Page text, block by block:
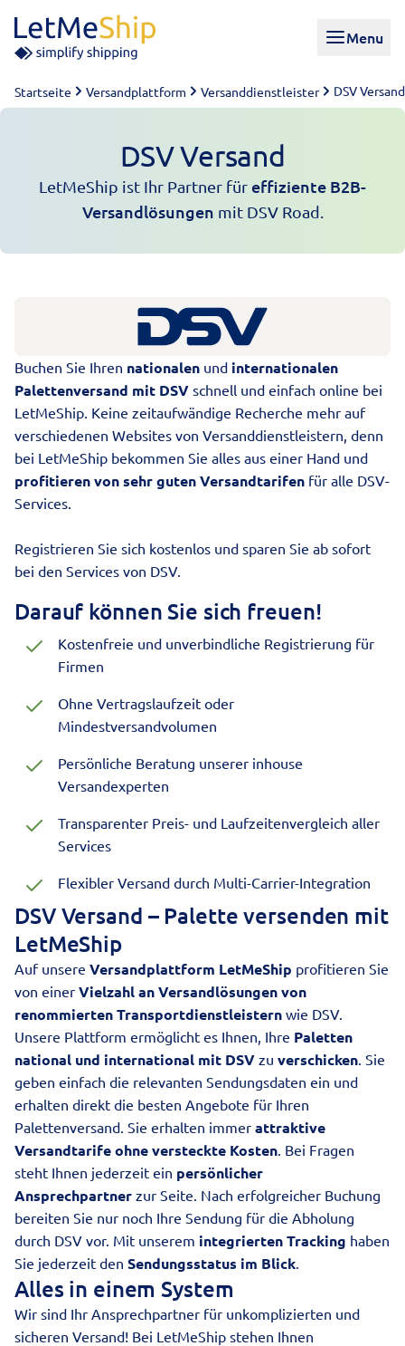
Menu
Startseite Versandplattform Versanddienstleister DSV Versand
DSV Versand
LetMeShip ist Ihr Partner füreffiziente B2B-
Versandlösungen mit DSV Road.
Buchen Sie Ihren nationalen und internationalen
Palettenversand mit DSV schnell und einfach online bei
LetMeShip. Keine zeitaufwändige Recherche mehr auf
verschiedenen Websites von Versanddienstleistern, denn
bei LetMeShip bekommen Sie alles aus einer Hand und
profitieren von sehr guten Versandtarifen für alle DSV-
Services.
Registrieren Sie sich kostenlos und sparen Sie ab sofort
bei den Services von DSV.
Darauf können Sie sich freuen!
Kostenfreie und unverbindliche Registrierung für
Firmen
Ohne Vertragslaufzeit oder
Mindestversandvolumen
Persönliche Beratung unserer inhouse
Versandexperten
Transparenter Preis- und Laufzeitenvergleich aller
Services
Flexibler Versand durch Multi-Carrier-Integration
DSV Versand – Palette versenden mit
LetMeShip
Auf unsere Versandplattform LetMeShip profitieren Sie
von einer Vielzahl an Versandlösungen von
renommierten Transportdienstleistern wie DSV.
Unsere Plattform ermöglicht es Ihnen, Ihre Paletten
national und international mit DSV zu verschicken. Sie
geben einfach die relevanten Sendungsdaten ein und
erhalten direkt die besten Angebote für Ihren
Palettenversand. Sie erhalten immer attraktive
Versandtarife ohne versteckte Kosten. Bei Fragen
steht Ihnen jederzeit ein persönlicher
Ansprechpartner zur Seite. Nach erfolgreicher Buchung
bereiten Sie nur noch Ihre Sendung für die Abholung
durch DSV vor. Mit unserem integrierten Tracking haben
Sie jederzeit den Sendungsstatus im Blick.
Alles in einem System
Wir sind Ihr Ansprechpartner für unkomplizierten und
sicheren Versand! Bei LetMeShip stehen Ihnen